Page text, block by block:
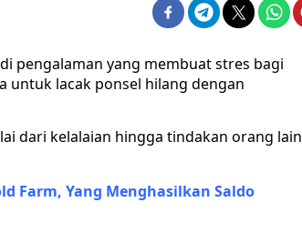
pengalaman yang membuat stres bagi
untuk lacak ponsel hilang dengan
dari kelalaian hingga tindakan orang lain
Farm, Yang Menghasilkan Saldo